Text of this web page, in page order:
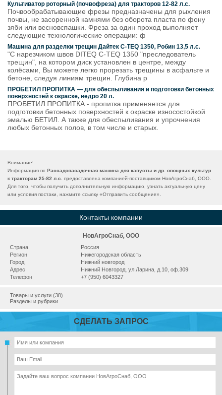
Культиватор роторный (почвофреза) для тракторов 12-82 л.с.
Почвообрабатывающие фрезы предназначены для рыхления
почвы, не засоренной камнями без оборота пласта по фону
зяби или весновспашки. Фреза за один проход выполняет
следующие технологические операции: ф
Машина для разделки трещин Дайтек C-TEQ 1350, Робин 13,5 л.с.
"С нарезчиком швов DITEQ C-TEQ 1350 "преследователь
трещин", на котором диск установлен в центре, между
колёсами, Вы можете легко прорезать трещины в асфальте и
бетоне, следуя линиям трещин. Глубина р
ПРОБЕТИЛ ПРОПИТКА — для обеспыливания и подготовки бетонных
поверхностей к окраске, ведро 20 л.
ПРОБЕТИЛ ПРОПИТКА - пропитка применяется для
подготовки бетонных поверхностей к окраске износостойкой
эмалью БЕТИЛ. А также для обеспыливания и упрочнения
любых бетонных полов, в том числе и старых.
Внимание!
Информация по Рассадопасадочная машина для капусты и др. овощных культур
к тракторам 25-82 л.с.
предоставлена компанией-поставщиком НовАгроСнаб, ООО.
Для того, чтобы получить дополнительную информацию, узнать актуальную цену
или условия постаки, нажмите ссылку «Отправить сообщение».
Контакты компании
НовАгроСнаб, ООО
Страна
Россия
Регион
Нижегородская область
Город
Нижний новгород
Адрес
Нижний Новгород, ул.Ларина, д.10, оф.309
Телефон
+7 (950) 6043327
Товары и услуги (38)
Разделы и рубрики
СДЕЛАТЬ ЗАПРОС